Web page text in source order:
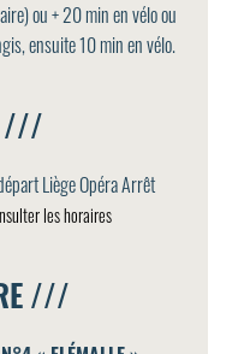
ou + 20 min en vélo ou
ensuite 10 min en vélo.
///
Liège Opéra Arrêt
les horaires
///